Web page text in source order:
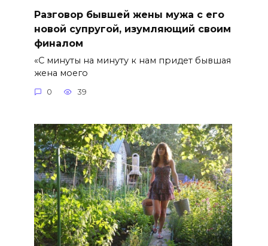
Разговор бывшей жены мужа с его
новой супругой, изумляющий своим
финалом
«С минуты на минуту к нам придет бывшая
жена моего
0 39